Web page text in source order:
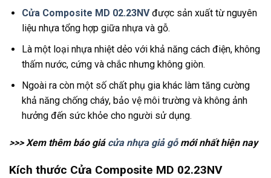
Cửa Composite MD 02.23NVđược sản xuất từ nguyên
liệu nhựa tổng hợp giữa nhựa và gỗ.
Là một loại nhựa nhiệt dẻo với khả năng cách điện, không
thấm nước, cứng và chắc nhưng không giòn.
Ngoài ra còn một số chất phụ gia khác làm tăng cường
khả năng chống cháy, bảo vệ môi trường và không ảnh
hưởng đến sức khỏe cho người sử dụng.
>>> Xem thêm báo giá cửa nhựa giả gỗmới nhất hiện nay
Kích thước Cửa Composite MD 02.23NV